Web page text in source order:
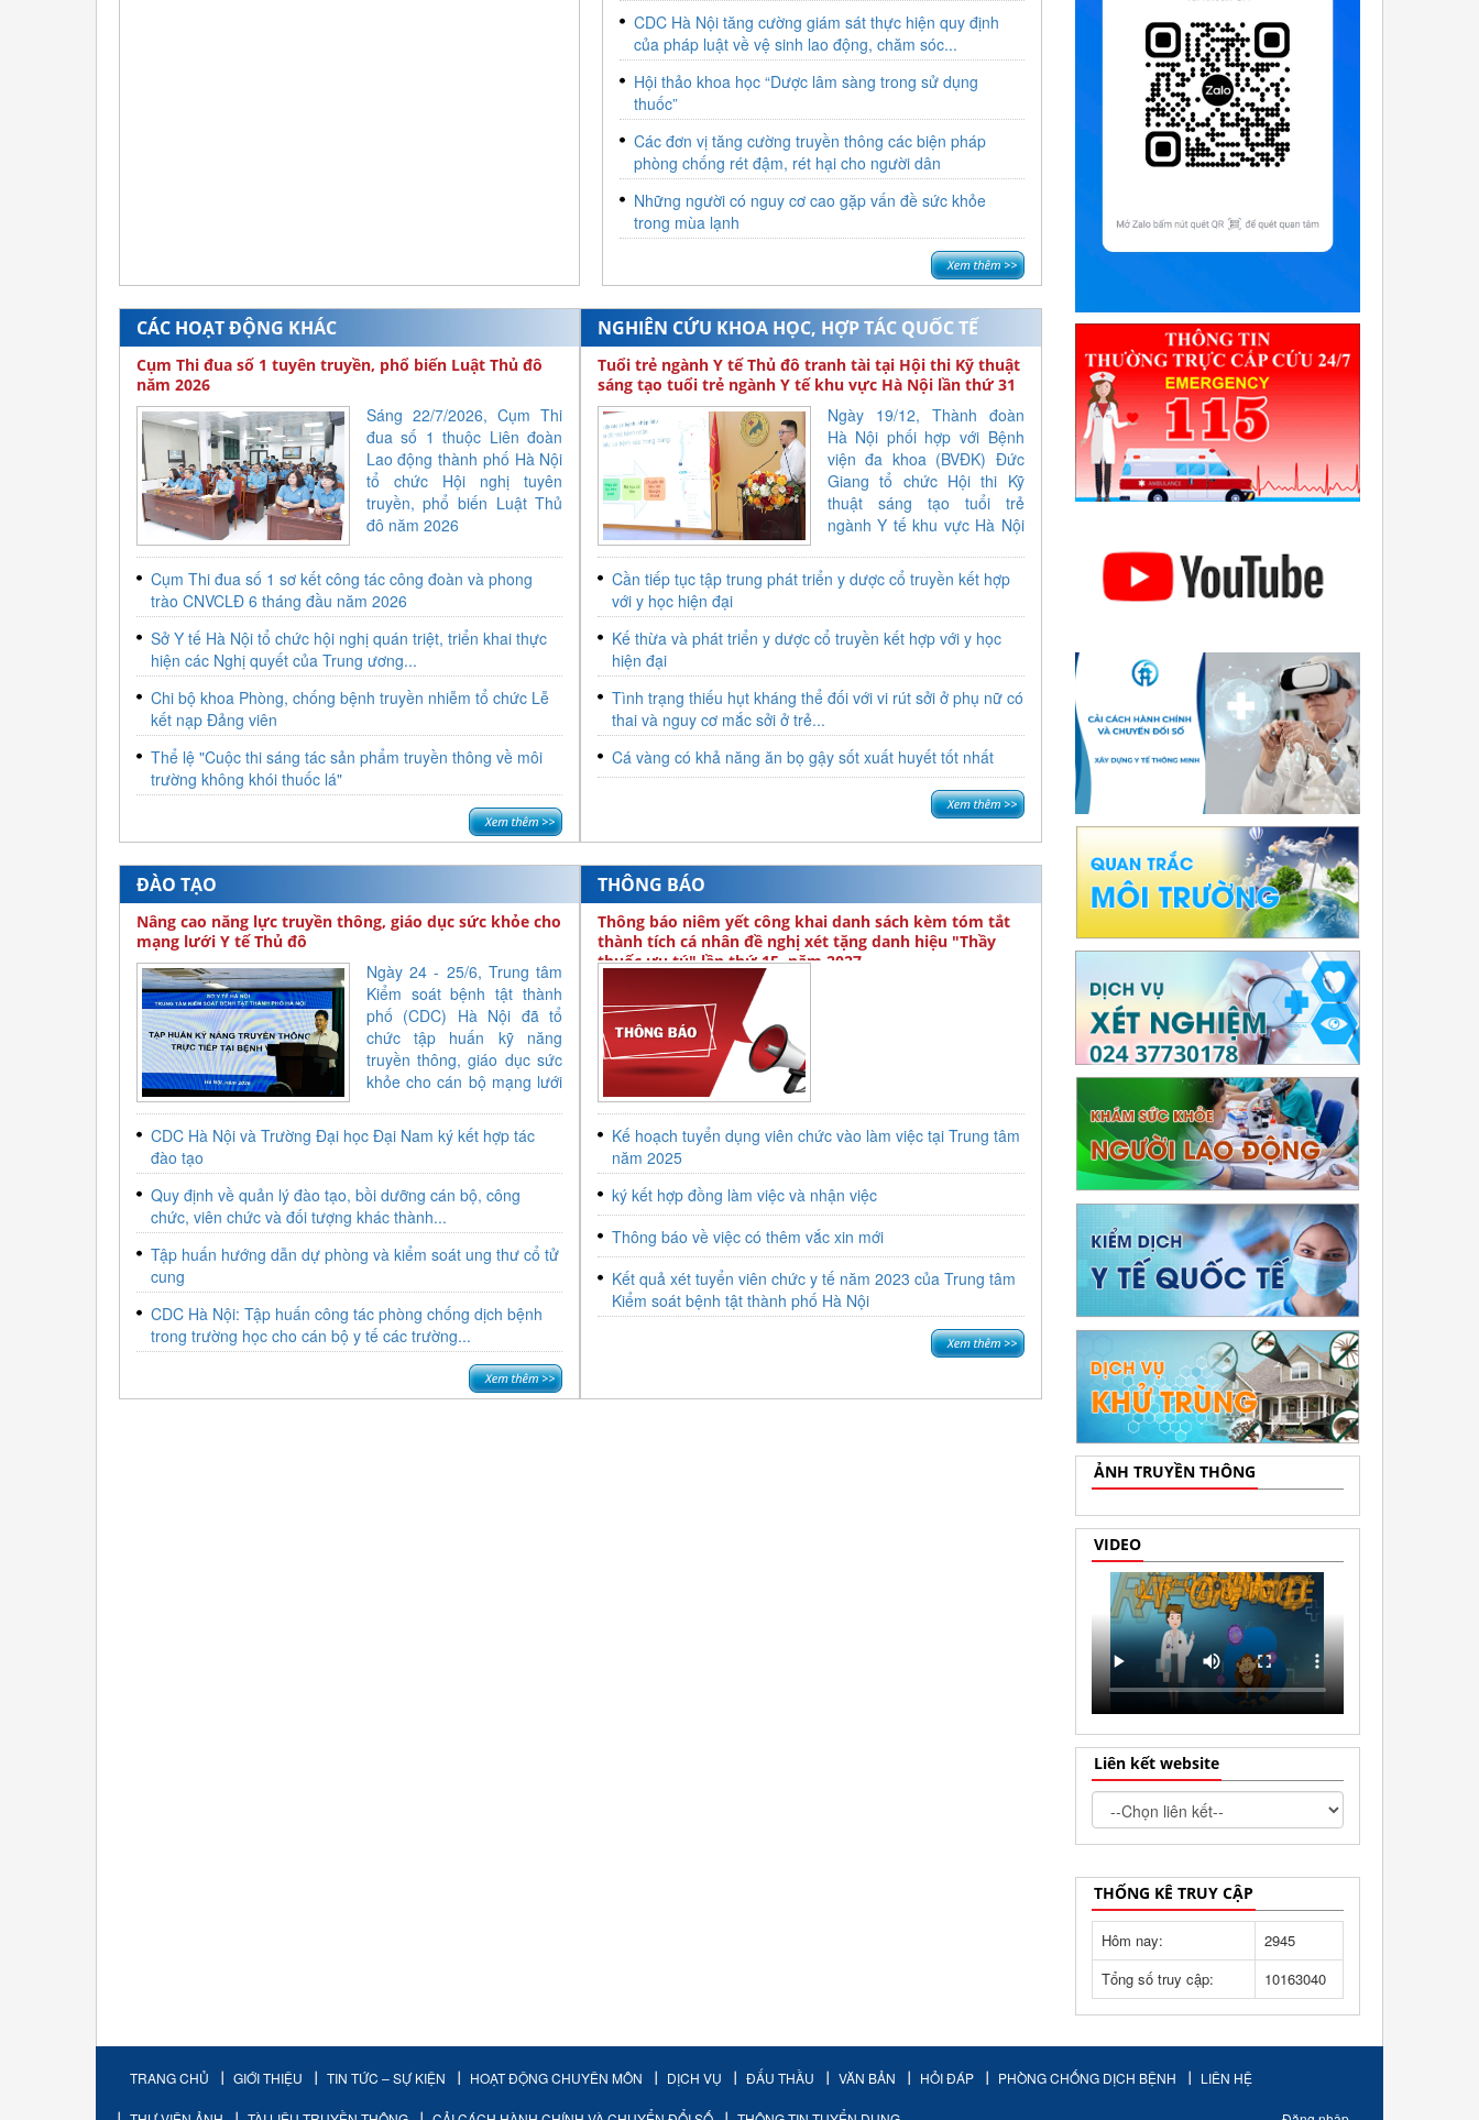
Sở Y tế Hà Nội đã tiếp
nhận và xử trí nhiều
trường hợp người dân bị
say nóng, ngất xỉu, tăng
chấn thương.
CDC Hà Nội tăng cường giám sát thực hiện quy định
của pháp luật về vệ sinh lao động, chăm sóc...
Hội thảo khoa học “Dược lâm sàng trong sử dụng
thuốc”
Các đơn vị tăng cường truyền thông các biện pháp
phòng chống rét đậm, rét hại cho người dân
Những người có nguy cơ cao gặp vấn đề sức khỏe
trong mùa lạnh
CÁC HOẠT ĐỘNG KHÁC
Cụm Thi đua số 1 tuyên truyền, phổ biến Luật Thủ đô
năm 2026
Sáng 22/7/2026, Cụm Thi
đua số 1 thuộc Liên đoàn
Lao động thành phố Hà Nội
tổ chức Hội nghị tuyên
truyền, phổ biến Luật Thủ
đô năm 2026
Cụm Thi đua số 1 sơ kết công tác công đoàn và phong
trào CNVCLĐ 6 tháng đầu năm 2026
Sở Y tế Hà Nội tổ chức hội nghị quán triệt, triển khai thực
hiện các Nghị quyết của Trung ương...
Chi bộ khoa Phòng, chống bệnh truyền nhiễm tổ chức Lễ
kết nạp Đảng viên
Thể lệ "Cuộc thi sáng tác sản phẩm truyền thông về môi
trường không khói thuốc lá"
NGHIÊN CỨU KHOA HỌC, HỢP TÁC QUỐC TẾ
Tuổi trẻ ngành Y tế Thủ đô tranh tài tại Hội thi Kỹ thuật
sáng tạo tuổi trẻ ngành Y tế khu vực Hà Nội lần thứ 31
Ngày 19/12, Thành đoàn
Hà Nội phối hợp với Bệnh
viện đa khoa (BVĐK) Đức
Giang tổ chức Hội thi Kỹ
thuật sáng tạo tuổi trẻ
ngành Y tế khu vực Hà Nội
có 32 bệnh viện trên địa
bàn Hà Nội, với 133 đề tài
được trình bày. Đây đều là
những đề tài, kỹ thuật có
cao, góp phần nâng cao
công tác chăm sóc, điều trị
Cần tiếp tục tập trung phát triển y dược cổ truyền kết hợp
với y học hiện đại
Kế thừa và phát triển y dược cổ truyền kết hợp với y học
hiện đại
Tình trạng thiếu hụt kháng thể đối với vi rút sởi ở phụ nữ có
thai và nguy cơ mắc sởi ở trẻ...
Cá vàng có khả năng ăn bọ gậy sốt xuất huyết tốt nhất
ĐÀO TẠO
Nâng cao năng lực truyền thông, giáo dục sức khỏe cho
mạng lưới Y tế Thủ đô
Ngày 24 - 25/6, Trung tâm
Kiểm soát bệnh tật thành
phố (CDC) Hà Nội đã tổ
chức tập huấn kỹ năng
truyền thông, giáo dục sức
khỏe cho cán bộ mạng lưới
bệnh viện trong và ngoài
công lập, các chi cục và
trung tâm chuyên khoa.
CDC Hà Nội và Trường Đại học Đại Nam ký kết hợp tác
đào tạo
Quy định về quản lý đào tạo, bồi dưỡng cán bộ, công
chức, viên chức và đối tượng khác thành...
Tập huấn hướng dẫn dự phòng và kiểm soát ung thư cổ tử
cung
CDC Hà Nội: Tập huấn công tác phòng chống dịch bệnh
trong trường học cho cán bộ y tế các trường...
THÔNG BÁO
Thông báo niêm yết công khai danh sách kèm tóm tắt
thành tích cá nhân đề nghị xét tặng danh hiệu "Thầy
thuốc ưu tú" lần thứ 15, năm 2027
Kế hoạch tuyển dụng viên chức vào làm việc tại Trung tâm
năm 2025
ký kết hợp đồng làm việc và nhận việc
Thông báo về việc có thêm vắc xin mới
Kết quả xét tuyển viên chức y tế năm 2023 của Trung tâm
Kiểm soát bệnh tật thành phố Hà Nội
ẢNH TRUYỀN THÔNG
VIDEO
Liên kết website
THỐNG KÊ TRUY CẬP
Hôm nay:
2945
Tổng số truy cập:
10163040
TRANG CHỦ GIỚI THIỆU TIN TỨC – SỰ KIỆN HOẠT ĐỘNG CHUYÊN MÔN DỊCH VỤ ĐẤU THẦU VĂN BẢN HỎI ĐÁP PHÒNG CHỐNG DỊCH BỆNH LIÊN HỆ